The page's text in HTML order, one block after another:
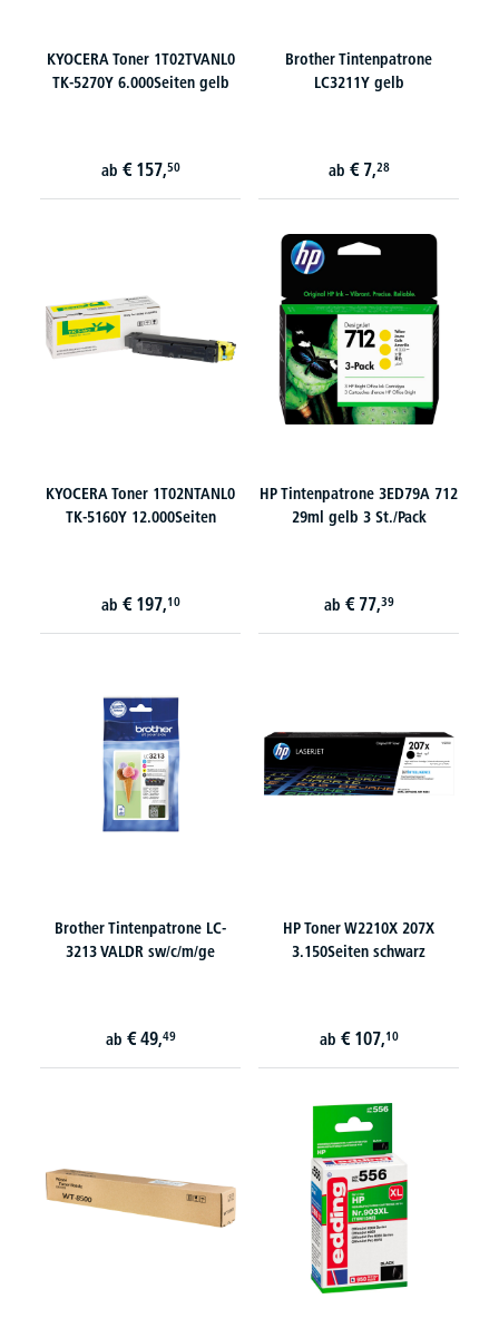
KYOCERA Toner 1T02TVANL0
TK-5270Y 6.000Seiten gelb
ab € 157,50
Brother Tintenpatrone
LC3211Y gelb
ab € 7,28
KYOCERA Toner 1T02NTANL0
TK-5160Y 12.000Seiten
ab € 197,10
HP Tintenpatrone 3ED79A 712
29ml gelb 3 St./Pack
ab € 77,39
Brother Tintenpatrone LC-
3213 VALDR sw/c/m/ge
ab € 49,49
HP Toner W2210X 207X
3.150Seiten schwarz
ab € 107,10